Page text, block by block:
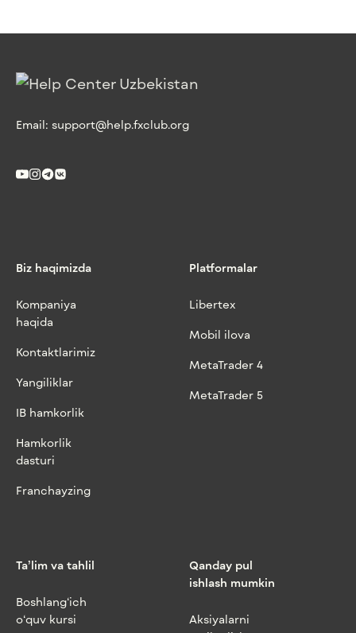
Email: support@help.fxclub.org
Biz haqimizda
Kompaniya
haqida
Kontaktlarimiz
Yangiliklar
IB hamkorlik
Hamkorlik
dasturi
Franchayzing
Platformalar
Libertex
Mobil ilova
MetaTrader 4
MetaTrader 5
Ta’lim va tahlil
Boshlang‘ich
o‘quv kursi
Qanday pul
ishlash mumkin
Aksiyalarni